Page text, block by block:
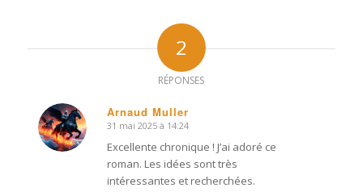
2
RÉPONSES
Arnaud Muller
dit
:
31 mai 2025 à 14:24
Excellente chronique ! J’ai adoré ce
roman. Les idées sont très
intéressantes et recherchées.